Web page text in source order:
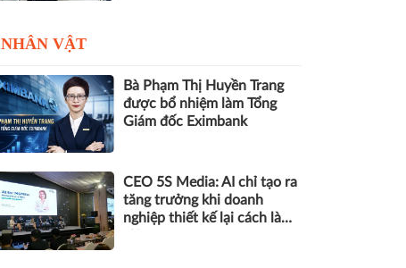
NHÂN VẬT
Bà Phạm Thị Huyền Trang
được bổ nhiệm làm Tổng
Giám đốc Eximbank
CEO 5S Media: AI chỉ tạo ra
tăng trưởng khi doanh
nghiệp thiết kế lại cách làm